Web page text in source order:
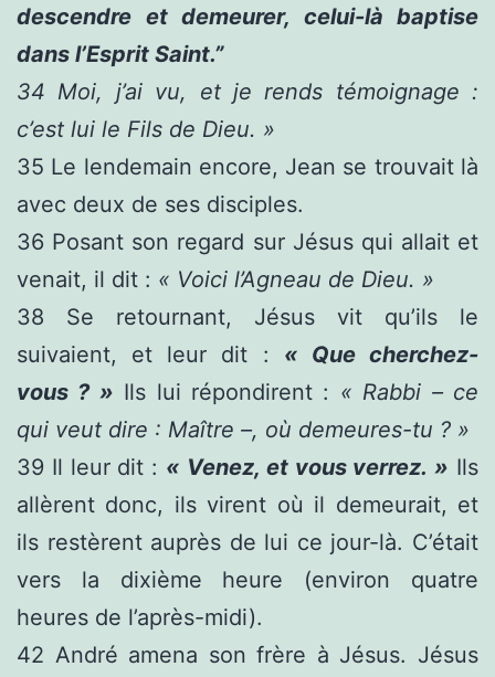
descendre et demeurer, celui-là baptise
dans l’Esprit Saint.”
34 Moi, j’ai vu, et je rends témoignage :
c’est lui le Fils de Dieu. »
35 Le lendemain encore, Jean se trouvait là
avec deux de ses disciples.
36 Posant son regard sur Jésus qui allait et
venait, il dit : « Voici l’Agneau de Dieu. »
38 Se retournant, Jésus vit qu’ils le
suivaient, et leur dit : « Que cherchez-
vous ? » Ils lui répondirent : « Rabbi – ce
qui veut dire : Maître –, où demeures-tu ? »
39 Il leur dit : « Venez, et vous verrez. » Ils
allèrent donc, ils virent où il demeurait, et
ils restèrent auprès de lui ce jour-là. C’était
vers la dixième heure (environ quatre
heures de l’après-midi).
42 André amena son frère à Jésus. Jésus